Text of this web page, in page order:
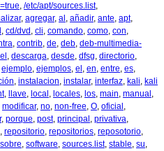
, /etc/apt/sources.list,
, agregar, al , añadir, ante, apt,
, cd/dvd , cli, comando, como, con,
, contrib, de, deb, deb-multimedia-
, descarga, desde, dfsg, directorio,
ejemplo, ejemplos, el , en, entre, es,
, instalacion, instalar, interfaz, kali, kali
, llave, local , locales, los, main, manual ,
modificar, no, non-free, O, oficial ,
, porque, post, principal , privativa,
, repositorio, repositorios, reposotorio,
sobre, software, sources.list, stable, su,